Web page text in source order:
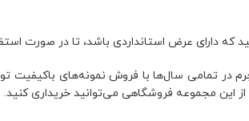
که دارای عرض استانداردی باشد، تا در صورت
چرم در تمامی سال‌ها با فروش نمونه‌های
از این مجموعه فروشگاهی می‌توانید خریداری کنید.